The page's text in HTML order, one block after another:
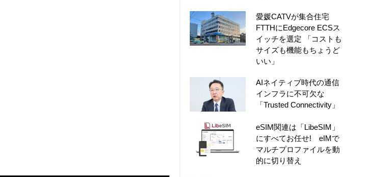
愛媛CATVが集合住宅
FTTHにEdgecore ECSス
イッチを選定 「コストも
サイズも機能もちょうど
いい」
AIネイティブ時代の通信
インフラに不可欠な
「Trusted Connectivity」
eSIM関連は「LibeSIM」
にすべてお任せ! eIMで
マルチプロファイルを動
的に切り替え